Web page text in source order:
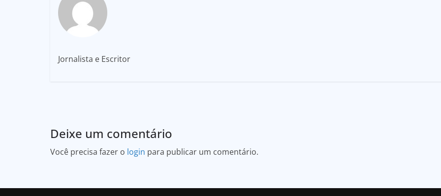
Jornalista e Escritor
Deixe um comentário
Você precisa fazer o login para publicar um comentário.